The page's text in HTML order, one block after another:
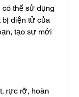
có thể sử dụng
bị điện tử của
tạo sự mới
rực rỡ, hoàn